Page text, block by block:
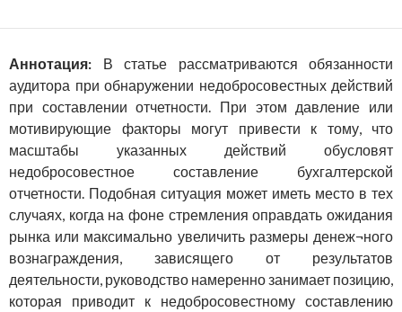
Аннотация: В статье рассматриваются обязанности
аудитора при обнаружении недобросовестных действий
при составлении отчетности. При этом давление или
мотивирующие факторы могут привести к тому, что
масштабы указанных действий обусловят
недобросовестное составление бухгалтерской
отчетности. Подобная ситуация может иметь место в тех
случаях, когда на фоне стремления оправдать ожидания
рынка или максимально увеличить размеры денеж¬ного
вознаграждения, зависящего от результатов
деятельности, руководство намеренно занимает позицию,
которая приводит к недобросовестному составлению